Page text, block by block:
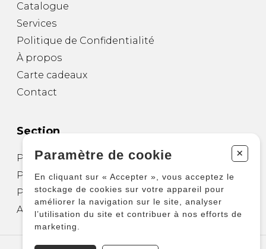
Catalogue
Services
Politique de Confidentialité
À propos
Carte cadeaux
Contact
Section
Partitions pour guitare
Partitions pour autres instruments
Partitions pour ensembles
Autres produits
Paramètre de cookie +
En cliquant sur « Accepter », vous acceptez le
stockage de cookies sur votre appareil pour
améliorer la navigation sur le site, analyser
l’utilisation du site et contribuer à nos efforts de
marketing.